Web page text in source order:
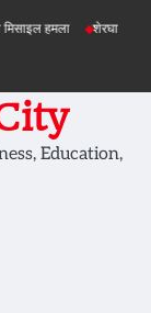
शेरघाटी छात्रा दुष्कर्म
Education,